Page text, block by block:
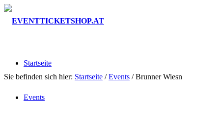
Startseite
Events
Sie befinden sich hier: Startseite / Events / Brunner Wiesn